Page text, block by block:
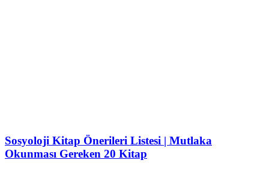
Sosyoloji Kitap Önerileri Listesi | Mutlaka
Okunması Gereken 20 Kitap